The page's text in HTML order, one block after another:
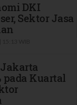
DKI
Sektor Jasa
pada Kuartal